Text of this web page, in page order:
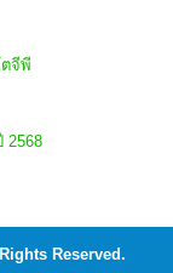
ตจีพี
2568
Reserved.